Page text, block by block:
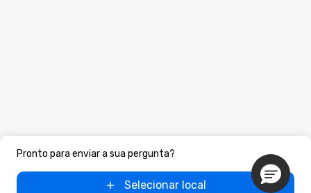
Pronto para enviar a sua pergunta?
Selecionar local